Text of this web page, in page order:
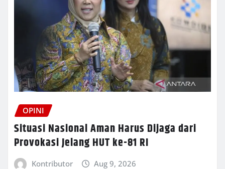
OPINI
Situasi Nasional Aman Harus Dijaga dari
Provokasi Jelang HUT ke-81 RI
Kontributor Aug 9, 2026